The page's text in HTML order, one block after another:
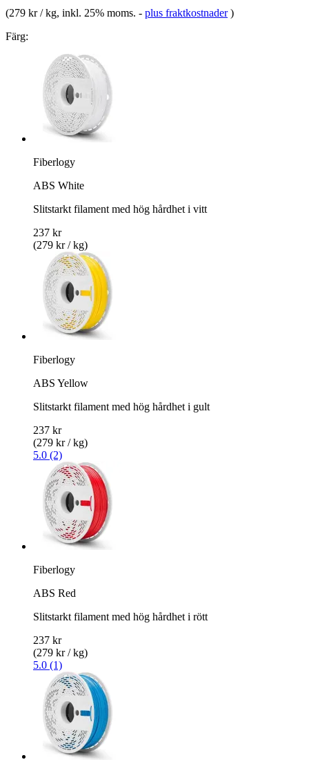
(279 kr / kg, inkl. 25% moms. - plus fraktkostnader )
Färg:
Fiberlogy
ABS White
Slitstarkt filament med hög hårdhet i vitt
237 kr
(279 kr / kg)
Fiberlogy
ABS Yellow
Slitstarkt filament med hög hårdhet i gult
237 kr
(279 kr / kg)
5.0 (2)
Fiberlogy
ABS Red
Slitstarkt filament med hög hårdhet i rött
237 kr
(279 kr / kg)
5.0 (1)